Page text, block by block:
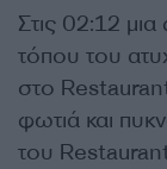
Στις 02:12
τόπου του
στο
φωτιά και
του